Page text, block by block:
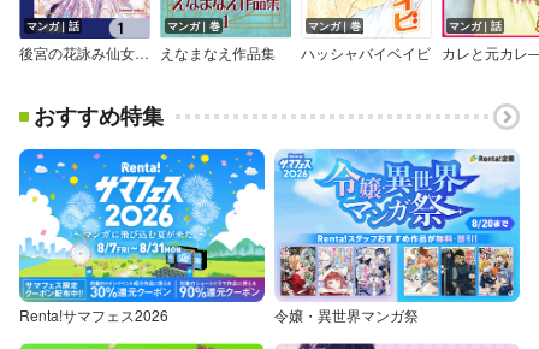
マンガ｜話
後宮の花詠み仙女【分冊版】
マンガ｜巻
えなまなえ作品集
マンガ｜巻
ハッシャバイベイビ
マンガ｜話
おすすめ特集
Renta!サマフェス2026 令嬢・異世界マンガ祭